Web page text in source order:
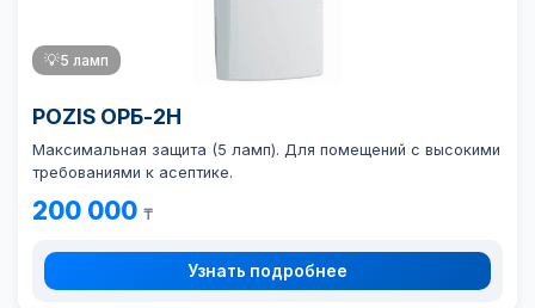
💡5 ламп
POZIS ОРБ-2Н
Максимальная защита (5 ламп). Для помещений с высокими
требованиями к асептике.
200 000 ₸
Узнать подробнее